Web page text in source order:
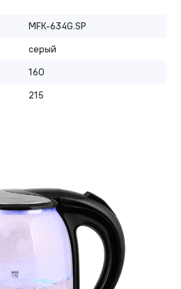
MFK-634G.SP
серый
160
215